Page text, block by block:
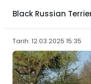
Black Russian
Tarih: 12.03.2025 15:35